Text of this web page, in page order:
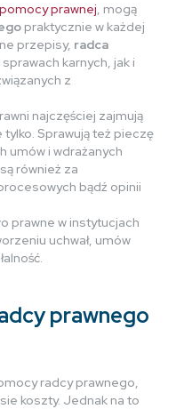
pomocy prawnej, mogą
praktycznie w każdej
przepisy, radca
karnych, jak i
z
najczęściej zajmują
tylko. Sprawują też pieczę
umów i wdrażanych
również za
bądź opinii
prawne w instytucjach
uchwał, umów
prawnego
radcy prawnego,
koszty. Jednak na to